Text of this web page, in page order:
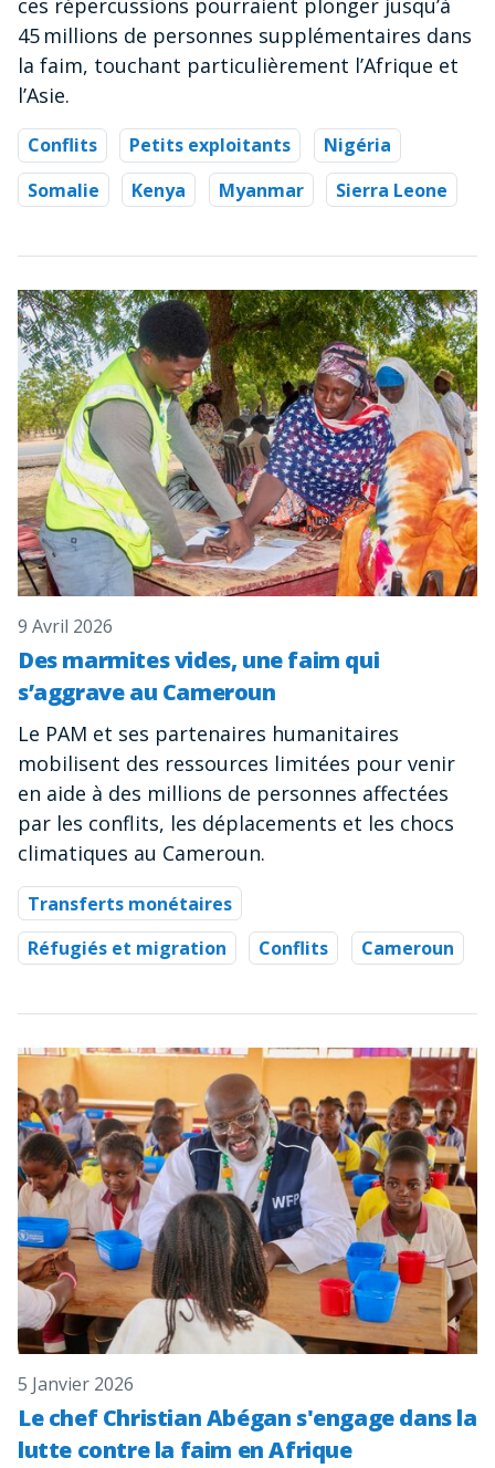
ces répercussions pourraient plonger jusqu’à
45 millions de personnes supplémentaires dans
la faim, touchant particulièrement l’Afrique et
l’Asie.
Conflits Petits exploitants
Nigéria
Somalie
Kenya Myanmar Sierra Leone
9 Avril 2026
Des marmites vides, une faim qui
s’aggrave au Cameroun
Le PAM et ses partenaires humanitaires
mobilisent des ressources limitées pour venir
en aide à des millions de personnes affectées
par les conflits, les déplacements et les chocs
climatiques au Cameroun.
Transferts monétaires
Réfugiés et migration
Conflits Cameroun
5 Janvier 2026
Le chef Christian Abégan s'engage dans la
lutte contre la faim en Afrique